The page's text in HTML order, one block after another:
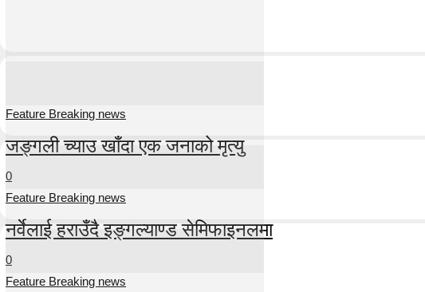
Feature Breaking news
जङ्गली च्याउ खाँदा एक जनाको मृत्यु
0
Feature Breaking news
नर्वेलाई हराउँदै इङ्गल्याण्ड सेमिफाइनलमा
0
Feature Breaking news